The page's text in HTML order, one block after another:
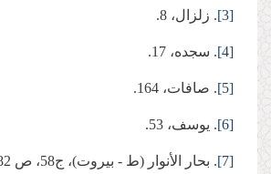
[3]. زلزال، 8.
[4]. سجده، 17.
[5]. صافات، 164.
[6]. یوسف، 53.
[7]. بحار الأنوار (ط - بیروت)، ج‏58، ص 182.